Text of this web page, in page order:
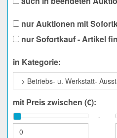
nur Auktionen mit
nur Sofortkauf - Artikel
in Kategorie:
mit Preis zwischen (€):
-